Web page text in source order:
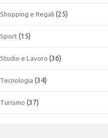
Shopping e Regali (25)
Sport(15)
Studio e Lavoro (36)
Tecnologia (34)
Turismo (37)